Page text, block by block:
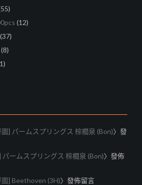
(12)
(37)
(8)
圖] パームスプリングス 棕櫚泉 (Bon)〉發
パームスプリングス 棕櫚泉 (Bon)〉發佈
圖] Beethoven (3H)〉發佈留言